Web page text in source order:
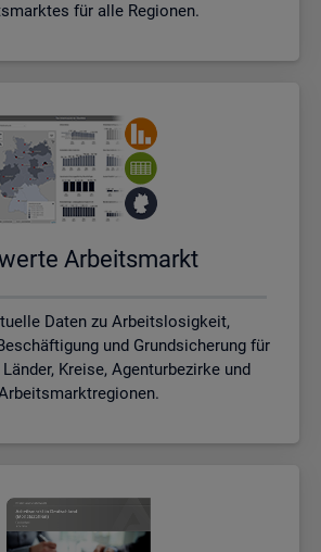
für alle Regionen.
Ar­beits­markt
Daten zu Arbeitslosigkeit,
und Grundsicherung für
Kreise, Agenturbezirke und